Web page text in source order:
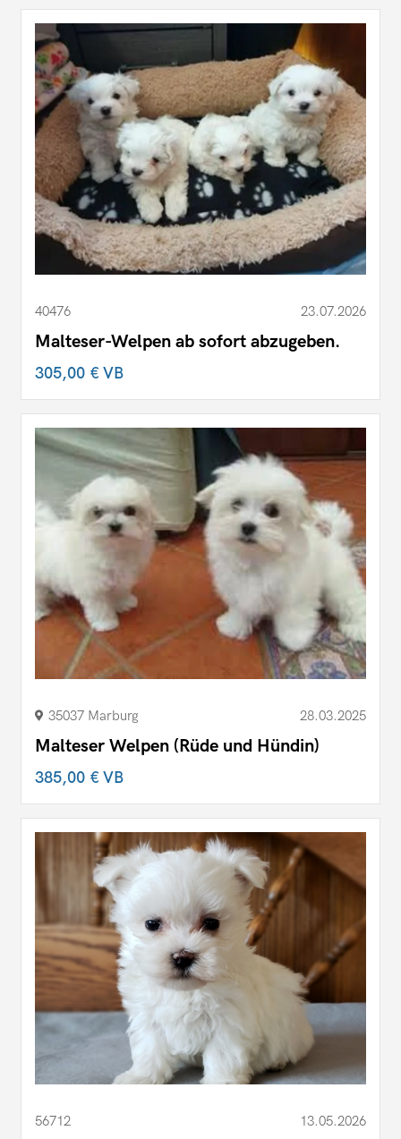
40476 23.07.2026
Malteser-Welpen ab sofort abzugeben.
305,00 €VB
35037 Marburg 28.03.2025
Malteser Welpen (Rüde und Hündin)
385,00 €VB
56712 13.05.2026